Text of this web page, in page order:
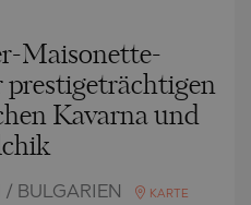
Maisonette-
prestigeträchtigen
Kavarna und
/ BULGARIEN KARTE